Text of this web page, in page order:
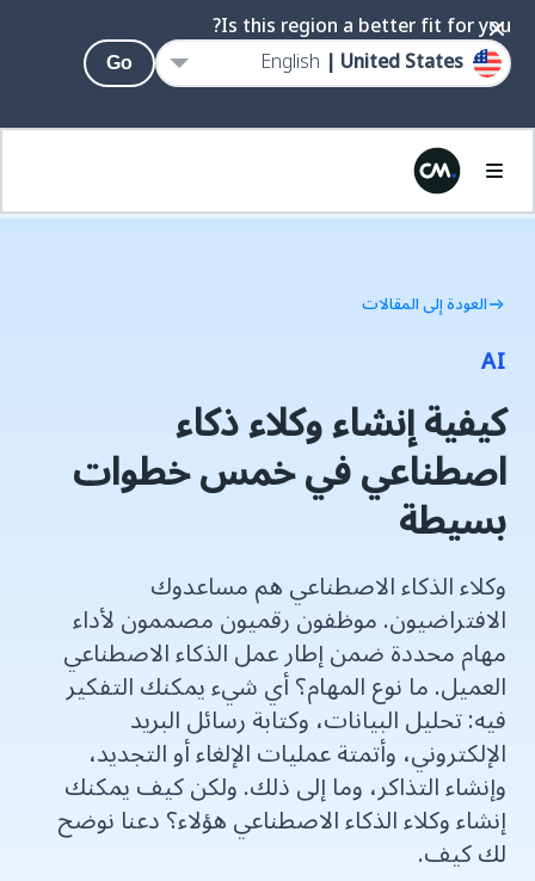
العودة إلى المقالات
AI
كيفية إنشاء وكلاء ذكاء
اصطناعي في خمس خطوات
بسيطة
وكلاء الذكاء الاصطناعي هم مساعدوك
الافتراضيون. موظفون رقميون مصممون لأداء
مهام محددة ضمن إطار عمل الذكاء الاصطناعي
العميل. ما نوع المهام؟ أي شيء يمكنك التفكير
فيه: تحليل البيانات، وكتابة رسائل البريد
الإلكتروني، وأتمتة عمليات الإلغاء أو التجديد،
وإنشاء التذاكر، وما إلى ذلك. ولكن كيف يمكنك
إنشاء وكلاء الذكاء الاصطناعي هؤلاء؟ دعنا نوضح
لك كيف.
Is this region a better fit for you?
United States |
English
Go